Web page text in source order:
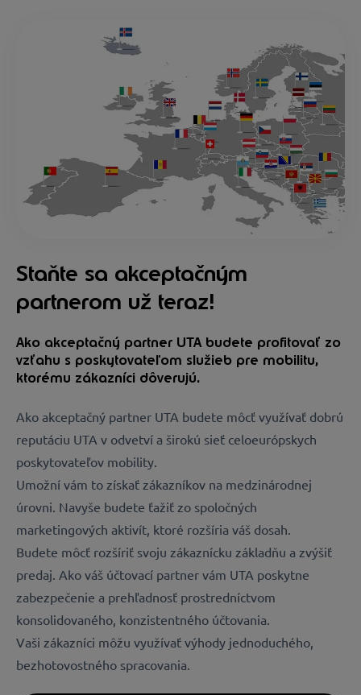
Staňte sa akceptačným
partnerom už teraz!
Ako akceptačný partner UTA budete profitovať zo
vzťahu s poskytovateľom služieb pre mobilitu,
ktorému zákazníci dôverujú.
Ako akceptačný partner UTA budete môcť využívať dobrú
reputáciu UTA v odvetví a širokú sieť celoeurópskych
poskytovateľov mobility.
Umožní vám to získať zákazníkov na medzinárodnej
úrovni. Navyše budete ťažiť zo spoločných
marketingových aktivít, ktoré rozšíria váš dosah.
Budete môcť rozšíriť svoju zákaznícku základňu a zvýšiť
predaj. Ako váš účtovací partner vám UTA poskytne
zabezpečenie a prehľadnosť prostredníctvom
konsolidovaného, konzistentného účtovania.
Vaši zákazníci môžu využívať výhody jednoduchého,
bezhotovostného spracovania.